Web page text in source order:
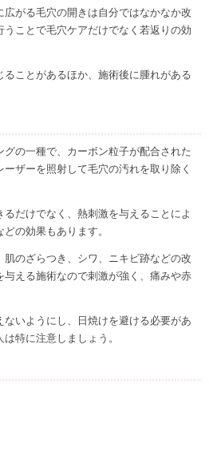
がる毛穴の開きは自分ではなかなか改
ことで毛穴ケアだけでなく若返りの効
ことがあるほか、施術後に腫れがある
の一種で、カーボン粒子が配合された
ザーを照射して毛穴の汚れを取り除く
だけでなく、熱刺激を与えることによ
の効果もあります。
のざらつき、シワ、ニキビ跡などの改
える施術なので刺激が強く、痛みや赤
ないようにし、日焼けを避ける必要があ
特に注意しましょう。